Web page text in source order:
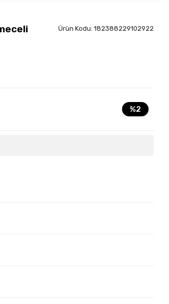
Ürün Kodu: 182388229102922
%2